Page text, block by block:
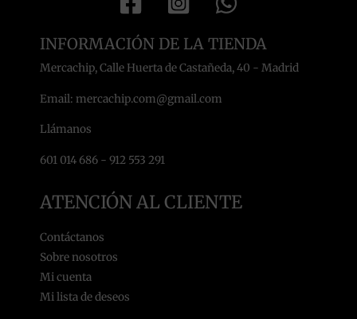
INFORMACIÓN DE LA TIENDA
Mercachip, Calle Huerta de Castañeda, 40 - Madrid
Email: mercachip.com@gmail.com
Llámanos
601 014 686 - 912 553 291
ATENCIÓN AL CLIENTE
Contáctanos
Sobre nosotros
Mi cuenta
Mi lista de deseos